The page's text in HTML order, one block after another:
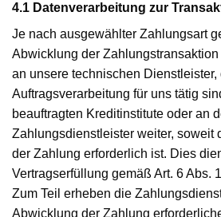
4.1 Datenverarbeitung zur
Je nach ausgewählter Zahlungsart
Abwicklung der
an unsere technischen
Auftragsverarbeitung für uns tätig
beauftragten Kreditinstitute oder an
Zahlungsdienstleister weiter, soweit
der Zahlung erforderlich ist. Dies
Vertragserfüllung gemäß Art. 6 Abs.
Zum Teil erheben die
Abwicklung der Zahlung